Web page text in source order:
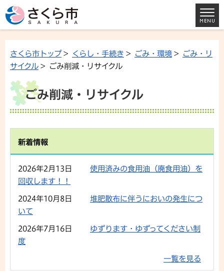
さくら市トップ> くらし・手続き > ごみ・環境 >
ごみ・リ
サイクル > ごみ削減・リサイクル
ごみ削減・リサイクル
新着情報
2026年2月13日
使用済みの食用油（廃食用油）を
回収します！！
2024年10月8日
堆肥散布に伴うにおいの発生につ
いて
2026年7月16日
ゆずります・ゆずってください制
度
一覧を見る